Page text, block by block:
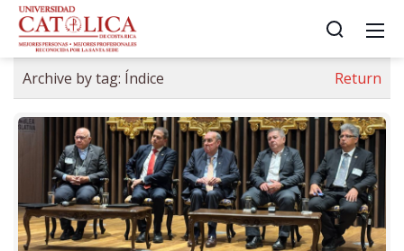
Archive by tag: Índice Return